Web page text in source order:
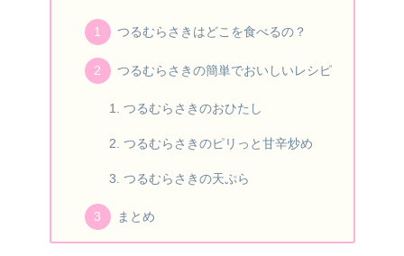
つるむらさきはどこを食べるの？
つるむらさきの簡単でおいしいレシピ
つるむらさきのおひたし
つるむらさきのピリっと甘辛炒め
つるむらさきの天ぷら
まとめ